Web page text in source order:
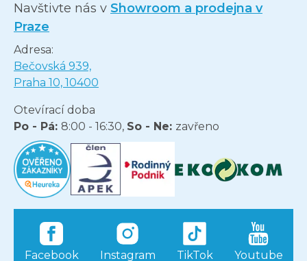
Navštivte nás v Showroom a prodejna v
Praze
Adresa:
Bečovská 939,
Praha 10, 10400
Otevírací doba
Po - Pá: 8:00 - 16:30, So - Ne: zavřeno
Facebook Instagram TikTok Youtube